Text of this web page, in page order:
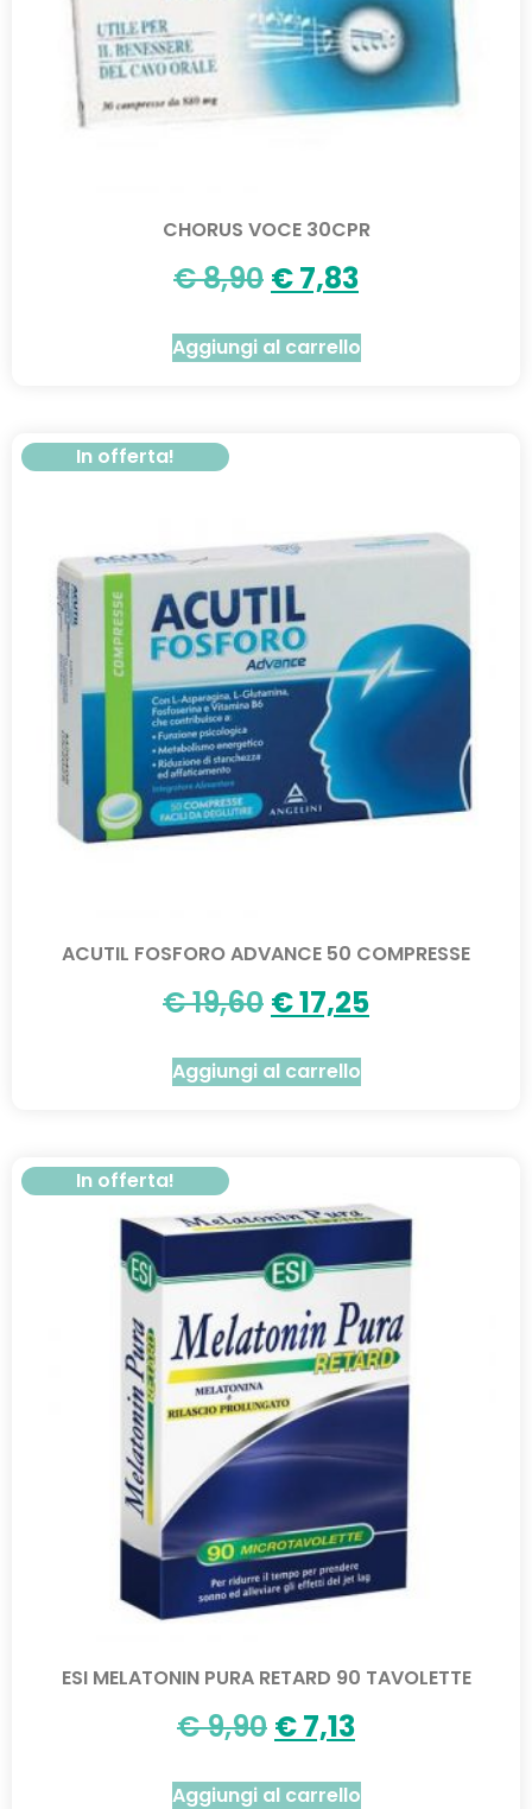
CHORUS VOCE 30CPR
€8,90 €7,83
Aggiungi al carrello
In offerta!
ACUTIL FOSFORO ADVANCE 50 COMPRESSE
€19,60 €17,25
Aggiungi al carrello
In offerta!
ESI MELATONIN PURA RETARD 90 TAVOLETTE
€9,90 €7,13
Aggiungi al carrello